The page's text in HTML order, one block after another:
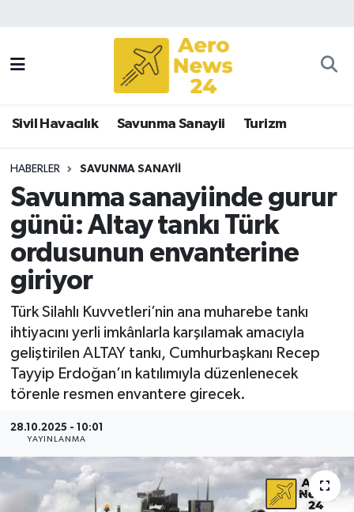
Sivil Havacılık Savunma Sanayii Turizm
HABERLER SAVUNMA SANAYII
Savunma sanayiinde gurur
günü: Altay tankı Türk
ordusunun envanterine
giriyor
Türk Silahlı Kuvvetleri’nin ana muharebe tankı
ihtiyacını yerli imkânlarla karşılamak amacıyla
geliştirilen ALTAY tankı, Cumhurbaşkanı Recep
Tayyip Erdoğan’ın katılımıyla düzenlenecek
törenle resmen envantere girecek.
28.10.2025 - 10:01
YAYINLANMA